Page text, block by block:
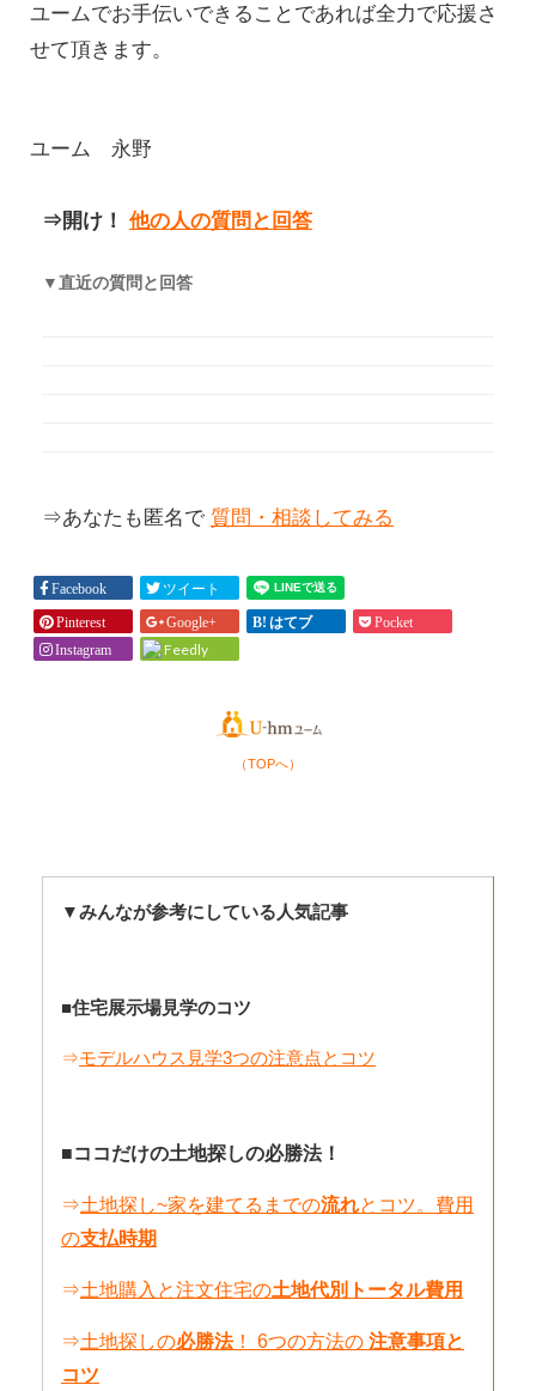
ユームでお手伝いできることであれば全力で応援さ
せて頂きます。
ユーム 永野
⇒開け！ 他の人の質問と回答
▼直近の質問と回答
⇒あなたも匿名で 質問・相談してみる
Facebook ツイート
Pinterest Google+ はてブ
Pocket
Instagram
Feedly
（TOPへ）
▼みんなが参考にしている人気記事
■住宅展示場見学のコツ
⇒モデルハウス見学3つの注意点とコツ
■ココだけの土地探しの必勝法！
⇒土地探し~家を建てるまでの流れとコツ。費用
の支払時期
⇒土地購入と注文住宅の土地代別トータル費用
⇒土地探しの必勝法！ 6つの方法の 注意事項と
コツ